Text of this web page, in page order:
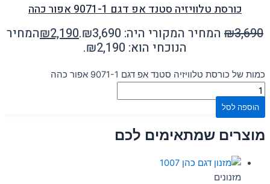
כורסת טלוויזיה סטנד אפ דגם 9071-1 אפור כהה
₪3,690 המחיר המקורי היה: ₪3,690. ₪2,190
המחיר
הנוכחי הוא: ₪2,190.
כמות של כורסת טלוויזיה סטנד אפ דגם 9071-1 אפור כהה
הוספה לסל
מוצרים שמתאימים לכם
מזנונים